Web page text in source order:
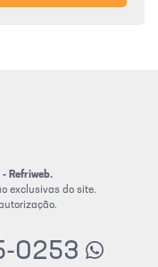
Refriweb.
exclusivas do site.
0253